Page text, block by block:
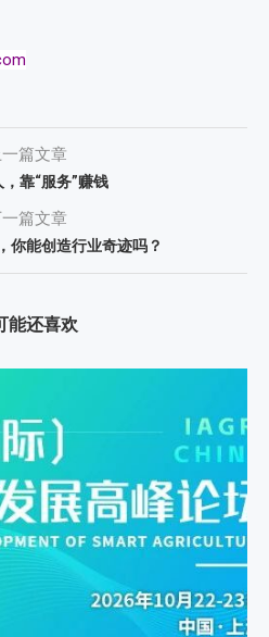
篇文章
靠“服务”赚钱
篇文章
你能创造行业奇迹吗？
能还喜欢